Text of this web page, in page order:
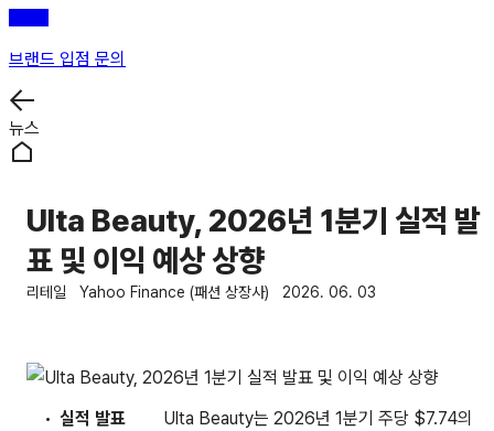
브랜드 입점 문의
뉴스
Ulta Beauty, 2026년 1분기 실적 발
표 및 이익 예상 상향
리테일 Yahoo Finance (패션 상장사) 2026. 06. 03
실적 발표
Ulta Beauty는 2026년 1분기 주당 $7.74의